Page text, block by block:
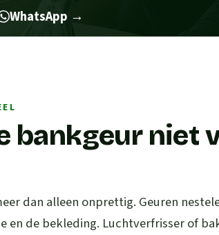
WhatsApp →
bankgeur niet
dan alleen onprettig. Geuren
en de bekleding. Luchtverfrisser of